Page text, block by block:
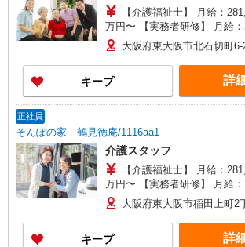
【介護福祉士】 月給：
万円〜 【実務者研修】 月給：255,500円 年収例：
345万円〜 【初任者研修・無資格】 月給：
249,700円 年収例：338万円〜 ※職務手当、働き
がい向上手当、日祝手当（月
当（月平均5回分）等、毎月平
当を含みます。 ※介護福祉士
分〜） ◎賞与 基本給2.08
大阪府東大阪市北石切町6-
キープ 詳
正社員
そんぽの家 鶴見徳庵/1116aa1
介護スタッフ
【介護福祉士】 月給：
万円〜 【実務者研修】 月給：255,500円 年収例：
345万円〜 【初任者研修・無資格】 月給：
249,700円 年収例：338万円〜 ※職務手当、働き
がい向上手当、日祝手当（月
当（月平均5回分）等、毎月平
大阪府東大阪市稲田上町2
キープ 詳